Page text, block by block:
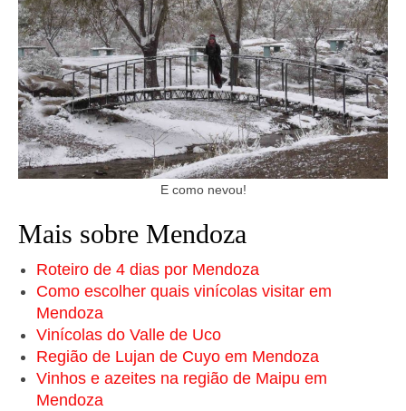
E como nevou!
Mais sobre Mendoza
Roteiro de 4 dias por Mendoza
Como escolher quais vinícolas visitar em
Mendoza
Vinícolas do Valle de Uco
Região de Lujan de Cuyo em Mendoza
Vinhos e azeites na região de Maipu em
Mendoza